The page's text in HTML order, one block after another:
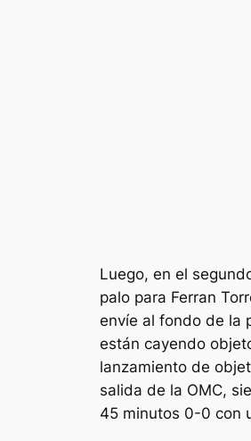
Luego, en el
palo para Ferran
envíe al fondo de la
están cayendo
lanzamiento de
salida de la OMC,
45 minutos 0-0 con